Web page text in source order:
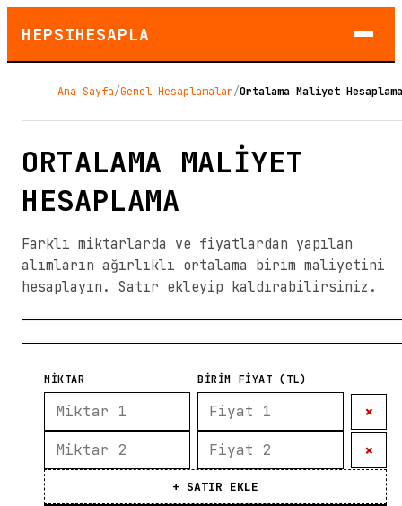
HEPSIHESAPLA
Ana Sayfa/Genel Hesaplamalar/Ortalama Maliyet Hesaplama
ORTALAMA MALIYET
HESAPLAMA
Farklı miktarlarda ve fiyatlardan yapılan
alımların ağırlıklı ortalama birim maliyetini
hesaplayın. Satır ekleyip kaldırabilirsiniz.
MİKTAR BİRİM FİYAT (TL)
×
×
+ SATIR EKLE